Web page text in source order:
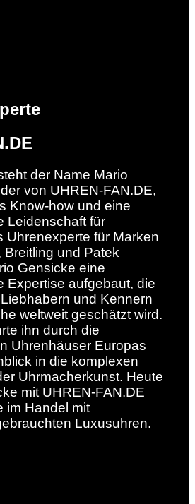
der Name Mario
von UHREN-FAN.DE,
Know-how und eine
Leidenschaft für
Uhrenexperte für Marken
Breitling und Patek
Gensicke eine
Expertise aufgebaut, die
und Kennern
weltweit geschätzt wird.
ihn durch die
Uhrenhäuser Europas
in die komplexen
Uhrmacherkunst. Heute
mit UHREN-FAN.DE
im Handel mit
Luxusuhren.